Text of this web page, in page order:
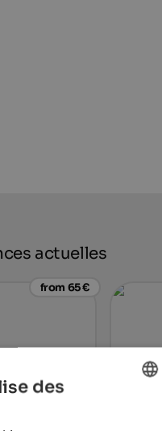
actuelles
from 65 €
des